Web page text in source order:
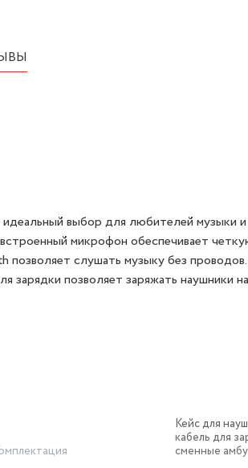
выбор для любителей музыки
микрофон обеспечивает
слушать музыку без
зарядки позволяет заряжать наушники
Кейс для
кабель для
сменные